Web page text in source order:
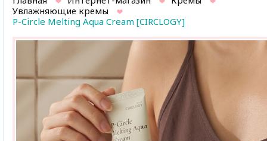
Увлажняющие кремы
P-Circle Melting Aqua Cream [CIRCLOGY]